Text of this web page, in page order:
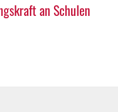
an Schulen